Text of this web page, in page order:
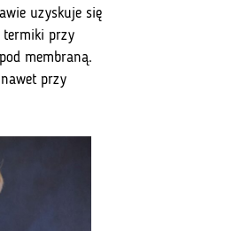
uzyskuje się
termiki przy
membraną.
przy